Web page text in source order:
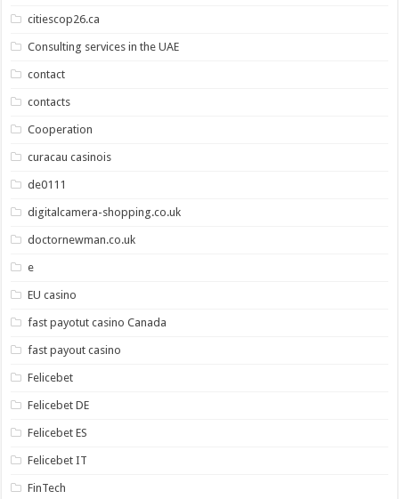
citiescop26.ca
Consulting services in the UAE
contact
contacts
Cooperation
curacau casinois
de0111
digitalcamera-shopping.co.uk
doctornewman.co.uk
e
EU casino
fast payotut casino Canada
fast payout casino
Felicebet
Felicebet DE
Felicebet ES
Felicebet IT
FinTech